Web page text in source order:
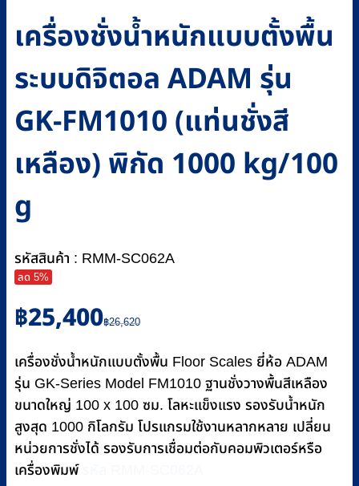
เครื่องชั่งน้ำหนักแบบตั้งพื้น
ระบบดิจิตอล ADAM รุ่น
GK-FM1010 (แท่นชั่งสี
เหลือง) พิกัด 1000 kg/100
g
รหัสสินค้า : RMM-SC062A
ลด 5%
฿26,620
Original
price
฿26,620.
฿25,400
Current
price
฿25,400.
เครื่องชั่งน้ำหนักแบบตั้งพื้น Floor Scales ยี่ห้อ ADAM
รุ่น GK-Series Model FM1010 ฐานชั่งวางพื้นสีเหลือง
ขนาดใหญ่ 100 x 100 ซม. โลหะแข็งแรง รองรับน้ำหนัก
สูงสุด 1000 กิโลกรัม โปรแกรมใช้งานหลากหลาย เปลี่ยน
หน่วยการชั่งได้ รองรับการเชื่อมต่อกับคอมพิวเตอร์หรือ
เครื่องพิมพ์